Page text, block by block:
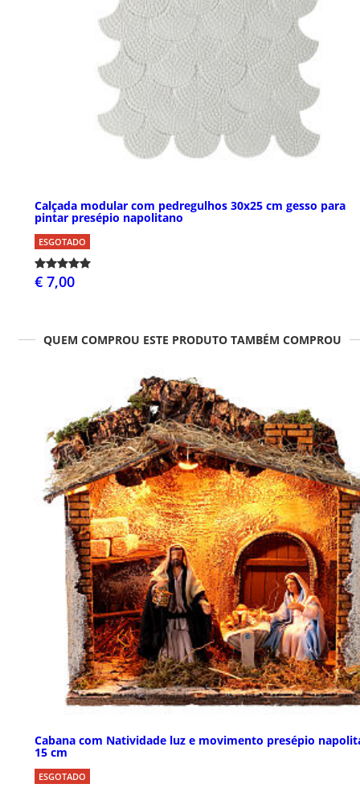
Calçada modular com pedregulhos 30x25 cm gesso para
pintar presépio napolitano
ESGOTADO
€ 7,00
QUEM COMPROU ESTE PRODUTO TAMBÉM COMPROU
Cabana com Natividade luz e movimento presépio
15 cm
ESGOTADO